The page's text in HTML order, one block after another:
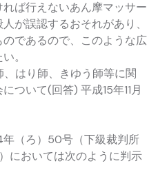
ば行えないあん摩マッサー
が誤認するおそれがあり、
であるので、このような広
。
はり師、きゆう師等に関
ついて(回答) 平成15年11月
（ろ）50号（下級裁判所
においては次のように判示